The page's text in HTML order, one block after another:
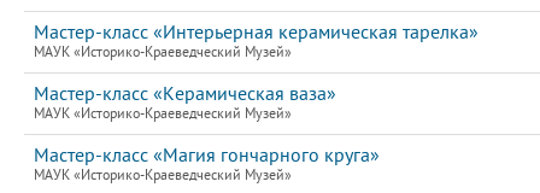
Мастер-класс «Интерьерная керамическая тарелка»
МАУК «Историко-Краеведческий Музей»
Мастер-класс «Керамическая ваза»
МАУК «Историко-Краеведческий Музей»
Мастер-класс «Магия гончарного круга»
МАУК «Историко-Краеведческий Музей»